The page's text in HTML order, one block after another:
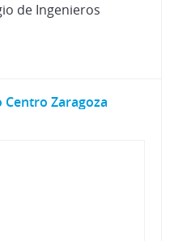
de Ingenieros
Centro Zaragoza